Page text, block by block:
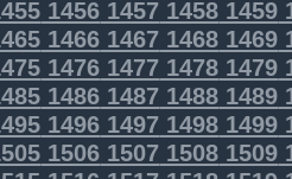
1456 1457 1458 1459
1466 1467 1468 1469
1476 1477 1478 1479
1486 1487 1488 1489
1496 1497 1498 1499
1506 1507 1508 1509